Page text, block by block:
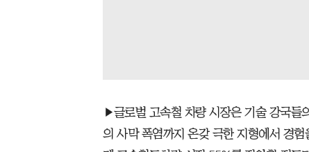
▶글로벌 고속철 차량 시장은 기술 강국들
의 사막 폭염까지 온갖 극한 지형에서 경